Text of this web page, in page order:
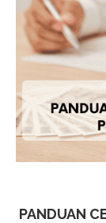
PANDUAN